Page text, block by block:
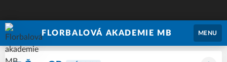
FLORBALOVÁ AKADEMIE MB MENU